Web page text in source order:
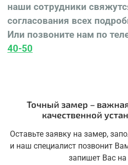
наши сотрудники
согласования всех
Или позвоните нам по
40-50
Точный замер –
качественной
Оставьте заявку на замер,
и наш специалист позвонит
запишет Вас